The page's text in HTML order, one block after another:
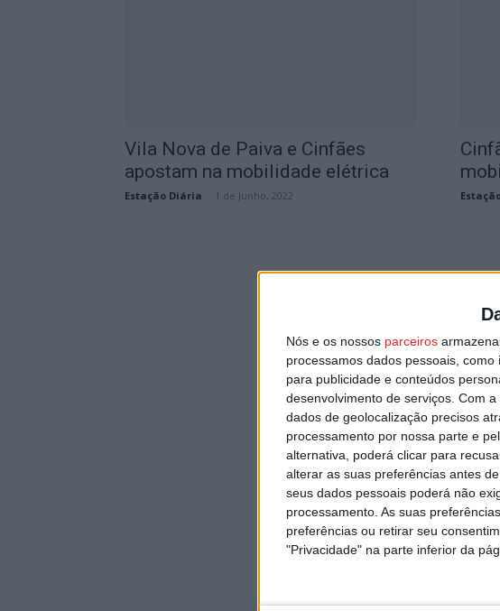
Nós e os nossos parceiros
processamos dados pessoais,
para publicidade e conteúdos
desenvolvimento de serviços. Com a
dados de geolocalização precisos
processamento por nossa parte e
alternativa, poderá clicar para
alterar as suas preferências antes
seus dados pessoais poderá não
processamento. As suas
preferências ou retirar seu
"Privacidade" na parte inferior da
Vila Nova de Paiva e Cinfães
apostam na mobilidade elétrica
Estação Diária 1 de Junho, 2022